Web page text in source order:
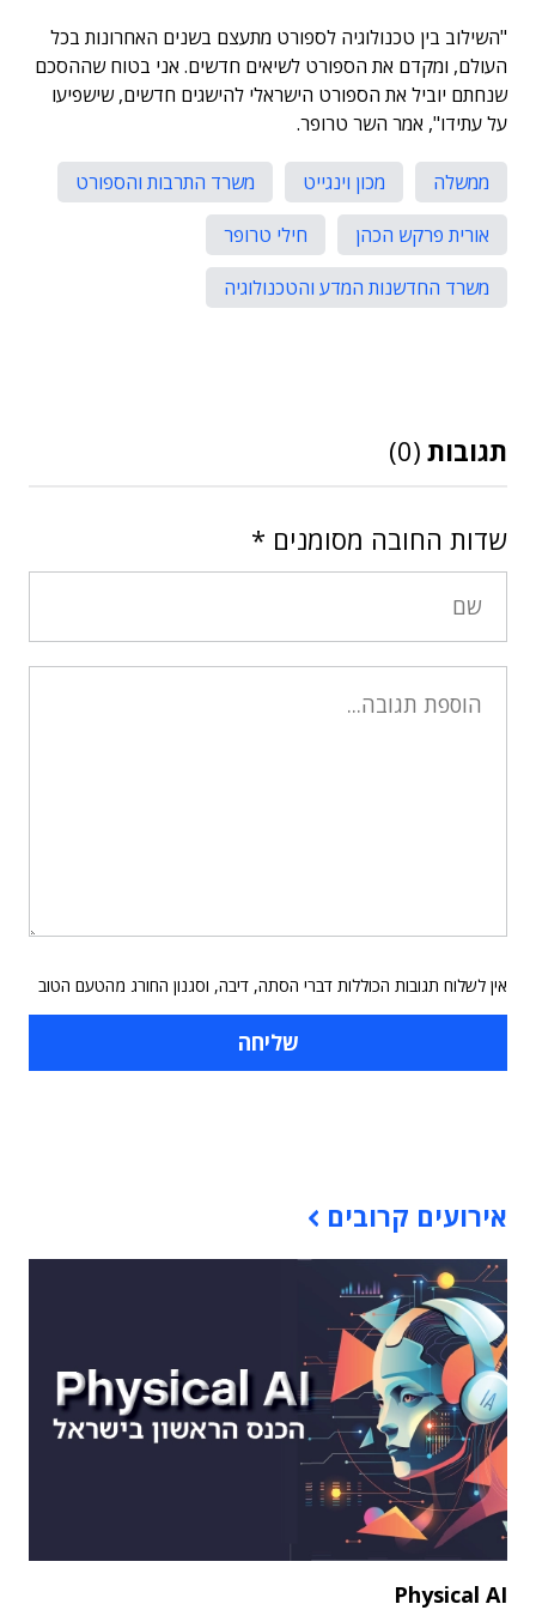
"השילוב בין טכנולוגיה לספורט מתעצם בשנים האחרונות בכל
העולם, ומקדם את הספורט לשיאים חדשים. אני בטוח שההסכם
שנחתם יוביל את הספורט הישראלי להישגים חדשים, שישפיעו
על עתידו", אמר השר טרופר.
ממשלה מכון וינגייט
משרד התרבות והספורט
אורית פרקש הכהן
חילי טרופר
משרד החדשנות המדע והטכנולוגיה
תגובות (0)
שדות החובה מסומנים *
אין לשלוח תגובות הכוללות דברי הסתה, דיבה, וסגנון החורג מהטעם הטוב
אירועים קרובים
Physical AI